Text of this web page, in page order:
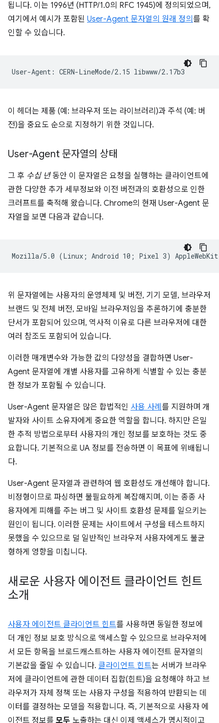
됩니다. 이는 1996년 (HTTP/1.0의 RFC 1945)에 정의되었으며,
여기에서 예시가 포함된 User-Agent 문자열의 원래 정의 를 확
인할 수 있습니다.
이 헤더는 제품 (예: 브라우저 또는 라이브러리)과 주석 (예: 버
전)을 중요도 순으로 지정하기 위한 것입니다.
User-Agent 문자열의 상태
그 후 수십 년동안 이 문자열은 요청을 실행하는 클라이언트에
관한 다양한 추가 세부정보와 이전 버전과의 호환성으로 인한
크러프트를 축적해 왔습니다. Chrome의 현재 User-Agent 문
자열을 보면 다음과 같습니다.
위 문자열에는 사용자의 운영체제 및 버전, 기기 모델, 브라우저
브랜드 및 전체 버전, 모바일 브라우저임을 추론하기에 충분한
단서가 포함되어 있으며, 역사적 이유로 다른 브라우저에 대한
여러 참조도 포함되어 있습니다.
이러한 매개변수와 가능한 값의 다양성을 결합하면 User-
Agent 문자열에 개별 사용자를 고유하게 식별할 수 있는 충분
한 정보가 포함될 수 있습니다.
User-Agent 문자열은 많은 합법적인 사용 사례 를 지원하며 개
발자와 사이트 소유자에게 중요한 역할을 합니다. 하지만 은밀
한 추적 방법으로부터 사용자의 개인 정보를 보호하는 것도 중
요합니다. 기본적으로 UA 정보를 전송하면 이 목표에 위배됩니
다.
User-Agent 문자열과 관련하여 웹 호환성도 개선해야 합니다.
비정형이므로 파싱하면 불필요하게 복잡해지며, 이는 종종 사
용자에게 피해를 주는 버그 및 사이트 호환성 문제를 일으키는
원인이 됩니다. 이러한 문제는 사이트에서 구성을 테스트하지
못했을 수 있으므로 덜 일반적인 브라우저 사용자에게도 불균
형하게 영향을 미칩니다.
새로운 사용자 에이전트 클라이언트 힌트
소개
사용자 에이전트 클라이언트 힌트를 사용하면 동일한 정보에
더 개인 정보 보호 방식으로 액세스할 수 있으므로 브라우저에
서 모든 항목을 브로드캐스트하는 사용자 에이전트 문자열의
기본값을 줄일 수 있습니다. 클라이언트 힌트는 서버가 브라우
저에 클라이언트에 관한 데이터 집합(힌트)을 요청해야 하고 브
라우저가 자체 정책 또는 사용자 구성을 적용하여 반환되는 데
이터를 결정하는 모델을 적용합니다. 즉, 기본적으로 사용자 에
이전트 정보를 모두 노출하는 대신 이제 액세스가 명시적이고